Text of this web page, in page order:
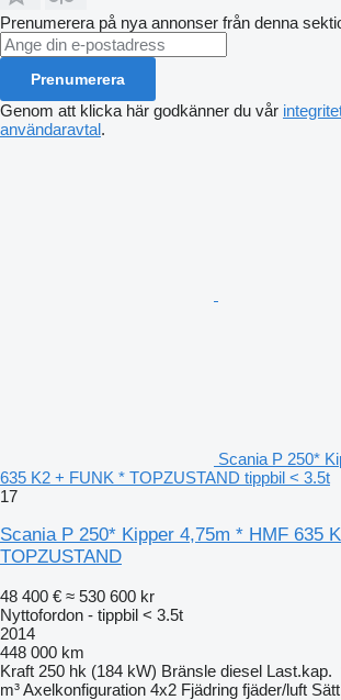
Prenumerera på nya annonser från denna
Prenumerera
Genom att klicka här godkänner du vår
användaravtal.
Scania P 250*
635 K2 + FUNK * TOPZUSTAND tippbil < 3.5t
17
Scania P 250* Kipper 4,75m * HMF 635
TOPZUSTAND
48 400 € ≈ 530 600 kr
Nyttofordon - tippbil < 3.5t
2014
448 000 km
Kraft 250 hk (184 kW) Bränsle diesel Last.kap.
m³Axelkonfiguration 4x2 Fjädring fjäder/luft